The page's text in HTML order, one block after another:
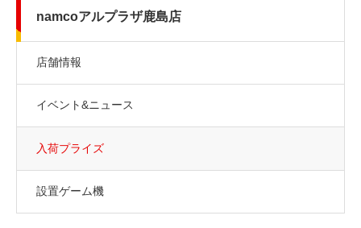
namcoアルプラザ鹿島店
店舗情報
イベント&ニュース
入荷プライズ
設置ゲーム機